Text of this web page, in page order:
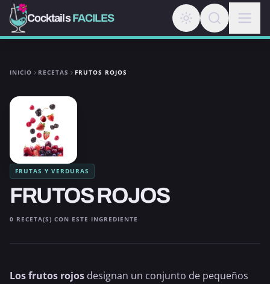
CocktailsFACILES
INICIO RECETAS FRUTOS ROJOS
FRUTAS Y VERDURAS
FRUTOS ROJOS
0 RECETA(S) CON ESTE INGREDIENTE
Los frutos rojos designan un conjunto de pequeños